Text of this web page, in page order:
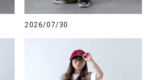
2026/07/30